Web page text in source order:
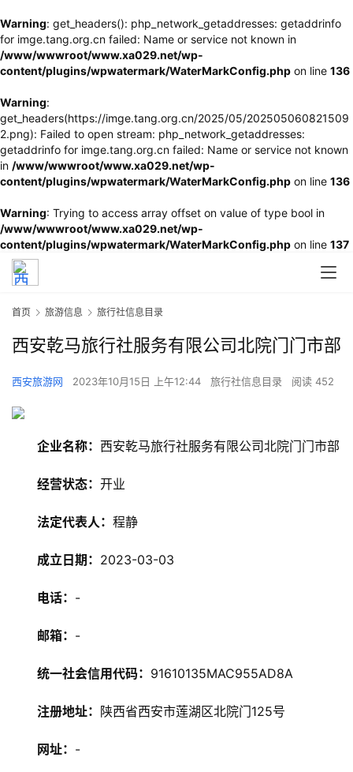
Warning: get_headers(): php_network_getaddresses: getaddrinfo
for imge.tang.org.cn failed: Name or service not known in
/www/wwwroot/www.xa029.net/wp-
content/plugins/wpwatermark/WaterMarkConfig.php on line 136
Warning:
get_headers(https://imge.tang.org.cn/2025/05/202505060821509
2.png): Failed to open stream: php_network_getaddresses:
getaddrinfo for imge.tang.org.cn failed: Name or service not known
in /www/wwwroot/www.xa029.net/wp-
content/plugins/wpwatermark/WaterMarkConfig.php on line 136
Warning: Trying to access array offset on value of type bool in
/www/wwwroot/www.xa029.net/wp-
content/plugins/wpwatermark/WaterMarkConfig.php on line 137
首页 旅游信息 旅行社信息目录
西安乾马旅行社服务有限公司北院门门市部
西安旅游网 2023年10月15日 上午12:44 旅行社信息目录 阅读 452
企业名称： 西安乾马旅行社服务有限公司北院门门市部
经营状态： 开业
法定代表人： 程静
成立日期： 2023-03-03
电话： -
邮箱： -
统一社会信用代码： 91610135MAC955AD8A
注册地址： 陕西省西安市莲湖区北院门125号
网址： -